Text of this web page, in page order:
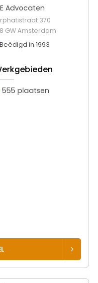
Advocaten
370
GW Amsterdam
Beëdigd in 1993
555 plaatsen